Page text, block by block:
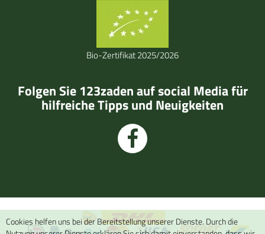
Cookies helfen uns bei der Bereitstellung unserer Dienste. Durch die
Bio-Zertifikat 2025/2026
Folgen Sie 123zaden auf social Media für
hilfreiche Tipps und Neuigkeiten